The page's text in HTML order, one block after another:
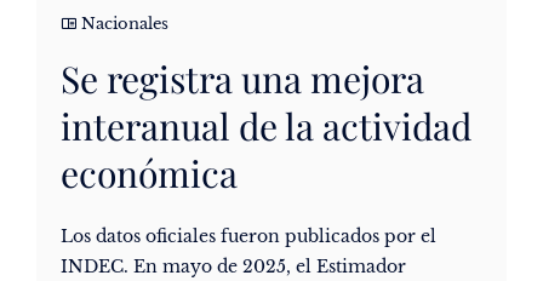
Nacionales
Se registra una mejora
interanual de la actividad
económica
Los datos oficiales fueron publicados por el
INDEC. En mayo de 2025, el Estimador